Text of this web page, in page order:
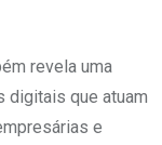
revela uma
digitais que atuam
e